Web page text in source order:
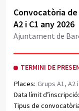
Obrir document
Convocatòria
A2 i C1 any 2026
Ajuntament de
TERMINI DE
Places: Grups A1, A2 i
Data límit d’inscripció:
Tipus de